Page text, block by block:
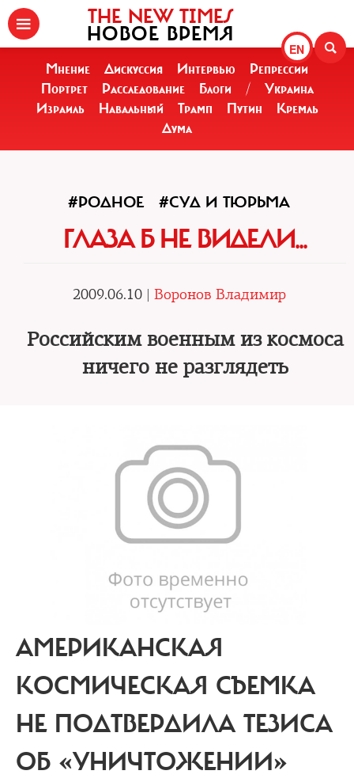
EN
THE NEW TIMES
НОВОЕ ВРЕМЯ
Мнение Дискуссия Интервью
Репрессии
Портрет
Расследование Блоги /
Украина
Израиль
Навальный Трамп Путин
Кремль
Дума
#РОДНОЕ #СУД И ТЮРЬМА
ГЛАЗА Б НЕ ВИДЕЛИ...
2009.06.10 | Воронов Владимир
Российским военным из космоса
ничего не разглядеть
АМЕРИКАНСКАЯ
КОСМИЧЕСКАЯ СЪЕМКА
НЕ ПОДТВЕРДИЛА ТЕЗИСА
ОБ «УНИЧТОЖЕНИИ»